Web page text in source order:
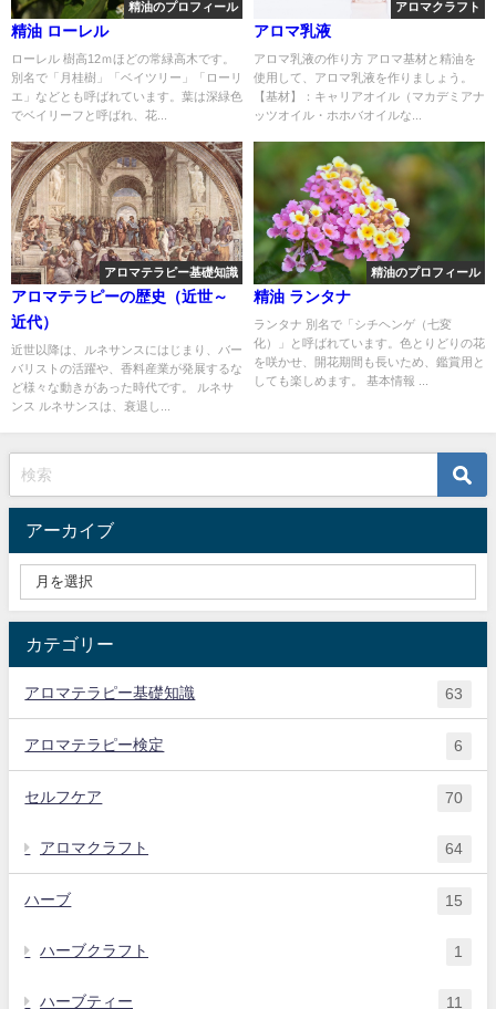
精油のプロフィール
精油 ローレル
ローレル 樹高12ｍほどの常緑高木です。
別名で「月桂樹」「ベイツリー」「ローリ
エ」などとも呼ばれています。葉は深緑色
でベイリーフと呼ばれ、花...
アロマクラフト
アロマ乳液
アロマ乳液の作り方 アロマ基材と精油を
使用して、アロマ乳液を作りましょう。
【基材】：キャリアオイル（マカデミアナ
ッツオイル・ホホバオイルな...
アロマテラピー基礎知識
アロマテラピーの歴史（近世～
近代）
近世以降は、ルネサンスにはじまり、バー
バリストの活躍や、香料産業が発展するな
ど様々な動きがあった時代です。 ルネサ
ンス ルネサンスは、衰退し...
精油のプロフィール
精油 ランタナ
ランタナ 別名で「シチヘンゲ（七変
化）」と呼ばれています。色とりどりの花
を咲かせ、開花期間も長いため、鑑賞用と
しても楽しめます。 基本情報 ...
アーカイブ
カテゴリー
アロマテラピー基礎知識 63
アロマテラピー検定 6
セルフケア 70
アロマクラフト 64
ハーブ 15
ハーブクラフト 1
ハーブティー 11